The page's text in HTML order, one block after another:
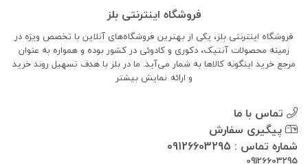
فروشگاه اینترنتی بلز
فروشگاه اینترنتی بلز، یکی از بهترین فروشگاه‌های آنلاین با تخصص ویژه در
زمینه محصولات آنتیک، دکوری و کادوئی در کشور بوده و همواره به عنوان
مرجع خرید اینگونه کالاها به شمار می‌آید. ما در بلز با هدف تسهیل روند خرید
و ارائه نمایش بیشتر
تماس با ما
پیگیری سفارش
شماره تماس : 09126603295
09126603295